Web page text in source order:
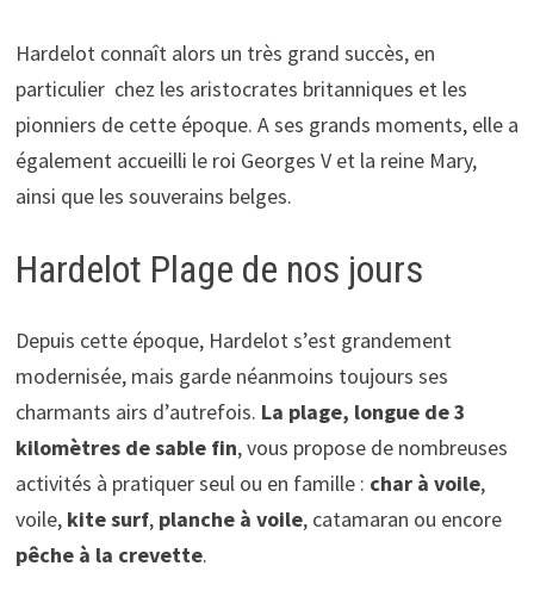
Hardelot connaît alors un très grand succès, en
particulier chez les aristocrates britanniques et les
pionniers de cette époque. A ses grands moments, elle a
également accueilli le roi Georges V et la reine Mary,
ainsi que les souverains belges.
Hardelot Plage de nos jours
Depuis cette époque, Hardelot s’est grandement
modernisée, mais garde néanmoins toujours ses
charmants airs d’autrefois. La plage, longue de 3
kilomètres de sable fin, vous propose de nombreuses
activités à pratiquer seul ou en famille : char à voile,
voile, kite surf, planche à voile, catamaran ou encore
pêche à la crevette.